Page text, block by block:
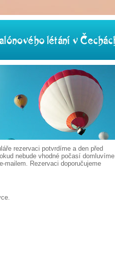
rezervaci potvrdíme a den před
nebude vhodné počasí domluvíme
mailem. Rezervaci doporučujeme